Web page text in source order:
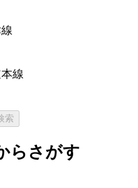
線
索
らさがす